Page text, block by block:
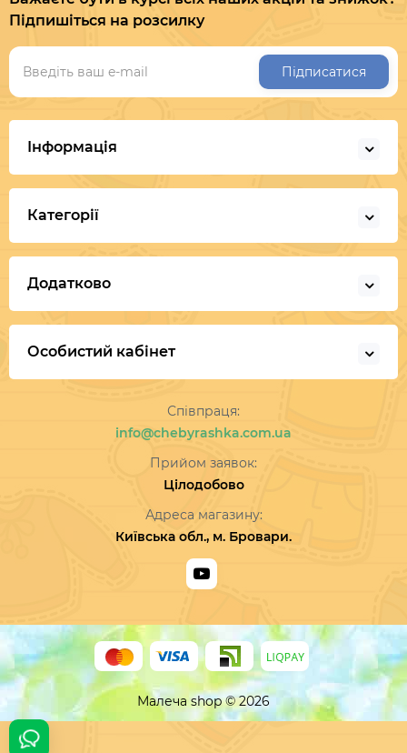
Підпишіться на розсилку
Підписатися
Інформація
Категорії
Додатково
Особистий кабінет
Співпраця:
info@chebyrashka.com.ua
Прийом заявок:
Цілодобово
Адреса магазину:
Київська обл., м. Бровари.
Малеча shop © 2026